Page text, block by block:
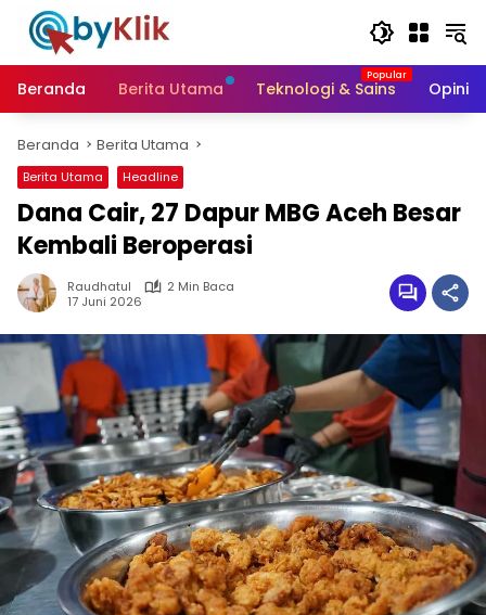
Langsung
konten
Beranda
Berita Utama Teknologi & Sains Opini
Beranda Berita Utama
Berita Utama Headline
Dana Cair, 27 Dapur MBG Aceh Besar
Kembali Beroperasi
Raudhatul
2 Min Baca
17 Juni 2026